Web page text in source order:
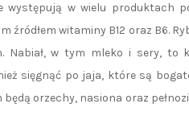
występują w wielu produktach
źródłem witaminy B12 oraz B6.
Nabiał, w tym mleko i sery,
sięgnąć po jaja, które są
orzechy, nasiona oraz